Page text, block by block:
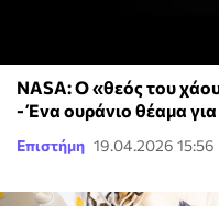
NASA: Ο «θεός του
- Ένα ουράνιο θέαμα
Επιστήμη 19.04.2026 15:56